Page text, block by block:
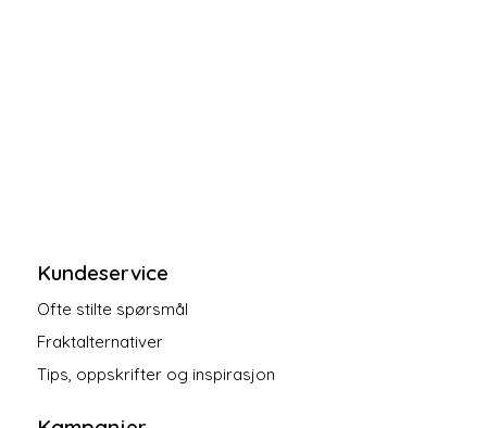
Kundeservice
Ofte stilte spørsmål
Fraktalternativer
Tips, oppskrifter og inspirasjon